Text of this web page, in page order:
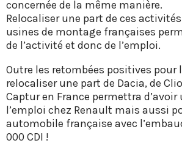
concernée de la même manière.
Relocaliser une part de ces
usines de montage françaises
de l’activité et donc de l’emploi.
Outre les retombées positives pour
relocaliser une part de Dacia, de
Captur en France permettra
l’emploi chez Renault mais aussi
automobile française avec
000 CDI !